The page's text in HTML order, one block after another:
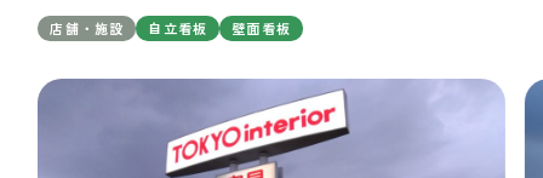
店舗・施設 自立看板 壁面看板